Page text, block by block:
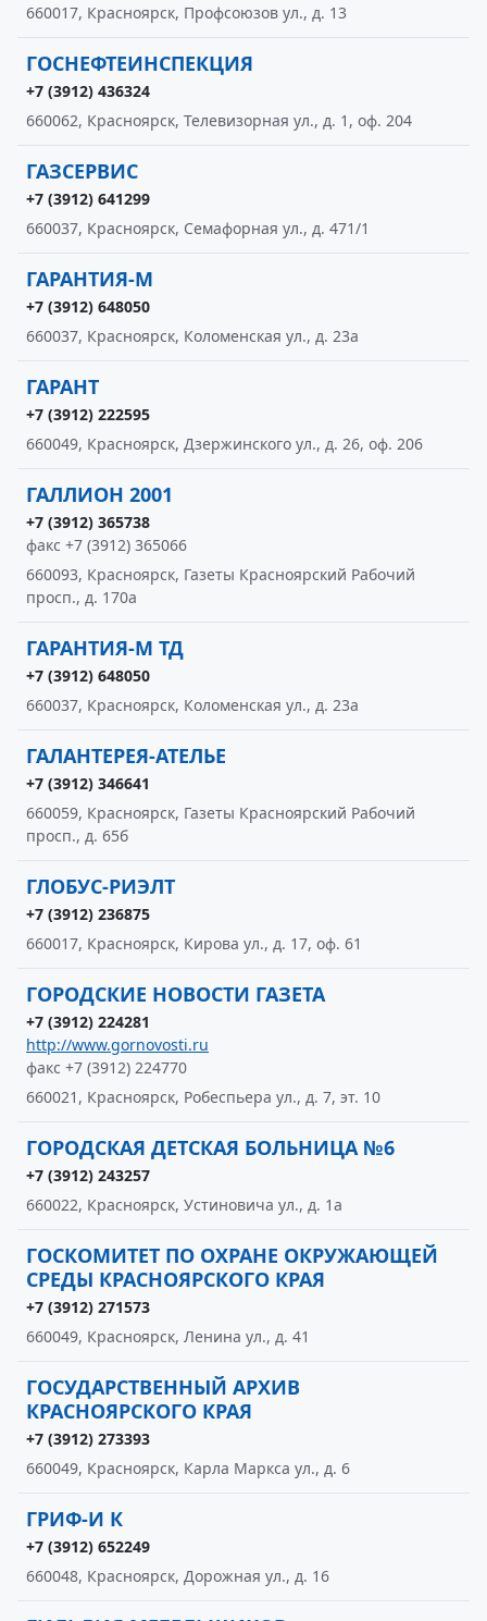
660017, Красноярск, Профсоюзов ул., д. 13
ГОСНЕФТЕИНСПЕКЦИЯ
+7 (3912) 436324
660062, Красноярск, Телевизорная ул., д. 1, оф. 204
ГАЗСЕРВИС
+7 (3912) 641299
660037, Красноярск, Семафорная ул., д. 471/1
ГАРАНТИЯ-М
+7 (3912) 648050
660037, Красноярск, Коломенская ул., д. 23а
ГАРАНТ
+7 (3912) 222595
660049, Красноярск, Дзержинского ул., д. 26, оф. 206
ГАЛЛИОН 2001
+7 (3912) 365738
факс +7 (3912) 365066
660093, Красноярск, Газеты Красноярский Рабочий
просп., д. 170а
ГАРАНТИЯ-М ТД
+7 (3912) 648050
660037, Красноярск, Коломенская ул., д. 23а
ГАЛАНТЕРЕЯ-АТЕЛЬЕ
+7 (3912) 346641
660059, Красноярск, Газеты Красноярский Рабочий
просп., д. 65б
ГЛОБУС-РИЭЛТ
+7 (3912) 236875
660017, Красноярск, Кирова ул., д. 17, оф. 61
ГОРОДСКИЕ НОВОСТИ ГАЗЕТА
+7 (3912) 224281
http://www.gornovosti.ru
факс +7 (3912) 224770
660021, Красноярск, Робеспьера ул., д. 7, эт. 10
ГОРОДСКАЯ ДЕТСКАЯ БОЛЬНИЦА №6
+7 (3912) 243257
660022, Красноярск, Устиновича ул., д. 1а
ГОСКОМИТЕТ ПО ОХРАНЕ ОКРУЖАЮЩЕЙ
СРЕДЫ КРАСНОЯРСКОГО КРАЯ
+7 (3912) 271573
660049, Красноярск, Ленина ул., д. 41
ГОСУДАРСТВЕННЫЙ АРХИВ
КРАСНОЯРСКОГО КРАЯ
+7 (3912) 273393
660049, Красноярск, Карла Маркса ул., д. 6
ГРИФ-И К
+7 (3912) 652249
660048, Красноярск, Дорожная ул., д. 16